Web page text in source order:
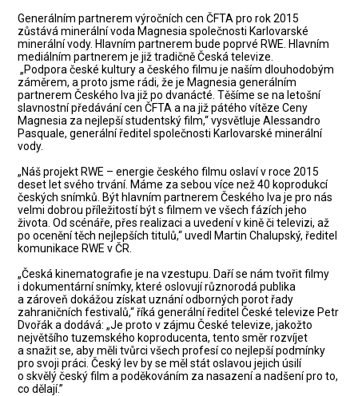
Generálním partnerem výročních cen ČFTA pro rok 2015
zůstává minerální voda Magnesia společnosti Karlovarské
minerální vody. Hlavním partnerem bude poprvé RWE. Hlavním
mediálním partnerem je již tradičně Česká televize.
„Podpora české kultury a českého filmu je naším dlouhodobým
záměrem, a proto jsme rádi, že je Magnesia generálním
partnerem Českého lva již po dvanácté. Těšíme se na letošní
slavnostní předávání cen ČFTA a na již pátého vítěze Ceny
Magnesia za nejlepší studentský film,“ vysvětluje Alessandro
Pasquale, generální ředitel společnosti Karlovarské minerální
vody.
„Náš projekt RWE – energie českého filmu oslaví v roce 2015
deset let svého trvání. Máme za sebou více než 40 koprodukcí
českých snímků. Být hlavním partnerem Českého lva je pro nás
velmi dobrou příležitostí být s filmem ve všech fázích jeho
života. Od scénáře, přes realizaci a uvedení v kině či televizi, až
po ocenění těch nejlepších titulů,“ uvedl Martin Chalupský, ředitel
komunikace RWE v ČR.
„Česká kinematografie je na vzestupu. Daří se nám tvořit filmy
i dokumentární snímky, které oslovují různorodá publika
a zároveň dokážou získat uznání odborných porot řady
zahraničních festivalů,“ říká generální ředitel České televize Petr
Dvořák a dodává: „Je proto v zájmu České televize, jakožto
největšího tuzemského koproducenta, tento směr rozvíjet
a snažit se, aby měli tvůrci všech profesí co nejlepší podmínky
pro svoji práci. Český lev by se měl stát oslavou jejich úsilí
o skvělý český film a poděkováním za nasazení a nadšení pro to,
co dělají.”